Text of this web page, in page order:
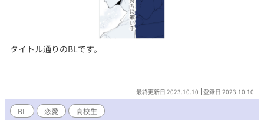
タイトル通りのBLです。
最終更新日 2023.10.10 登録日 2023.10.10
BL 恋愛 高校生